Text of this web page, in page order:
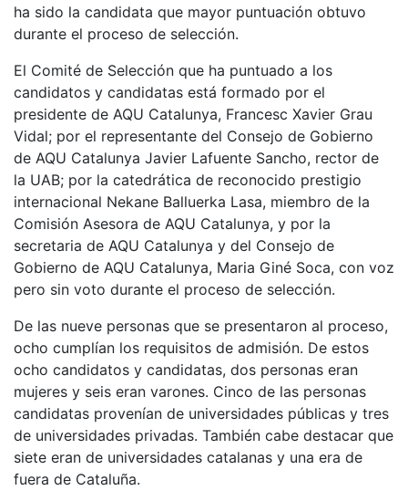
ha sido la candidata que mayor puntuación obtuvo
durante el proceso de selección.
El Comité de Selección que ha puntuado a los
candidatos y candidatas está formado por el
presidente de AQU Catalunya, Francesc Xavier Grau
Vidal; por el representante del Consejo de Gobierno
de AQU Catalunya Javier Lafuente Sancho, rector de
la UAB; por la catedrática de reconocido prestigio
internacional Nekane Balluerka Lasa, miembro de la
Comisión Asesora de AQU Catalunya, y por la
secretaria de AQU Catalunya y del Consejo de
Gobierno de AQU Catalunya, Maria Giné Soca, con voz
pero sin voto durante el proceso de selección.
De las nueve personas que se presentaron al proceso,
ocho cumplían los requisitos de admisión. De estos
ocho candidatos y candidatas, dos personas eran
mujeres y seis eran varones. Cinco de las personas
candidatas provenían de universidades públicas y tres
de universidades privadas. También cabe destacar que
siete eran de universidades catalanas y una era de
fuera de Cataluña.